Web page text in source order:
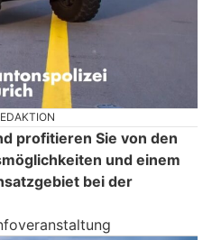
profitieren Sie von den
und einem
bei der